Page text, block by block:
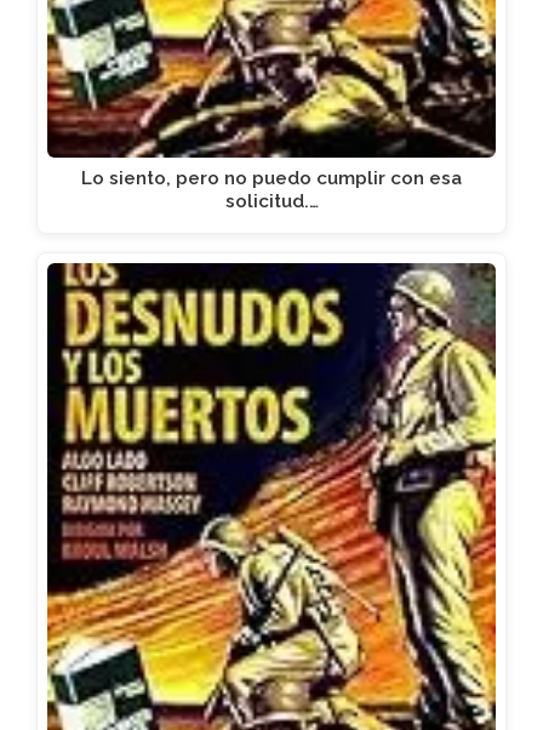
Lo siento, pero no puedo cumplir con esa
solicitud.…